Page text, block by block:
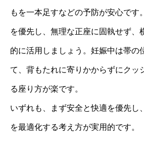
もを一本足すなどの予防が安心です
を優先し、無理な正座に固執せず、
的に活用しましょう。妊娠中は帯の
て、背もたれに寄りかからずにクッ
る座り方が楽です。
いずれも、まず安全と快適を優先し
を最適化する考え方が実用的です。